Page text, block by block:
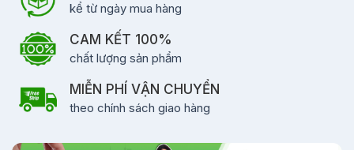
kể từ ngày mua hàng
CAM KẾT 100%
chất lượng sản phẩm
MIỄN PHÍ VẬN CHUYỂN
theo chính sách giao hàng